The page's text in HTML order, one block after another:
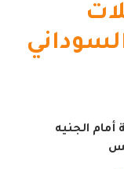
أمام الجنيه